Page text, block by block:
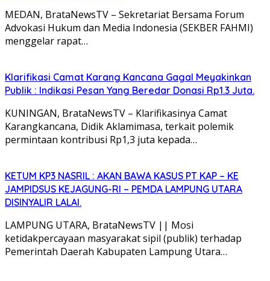
MEDAN, BrataNewsTV – Sekretariat Bersama Forum
Advokasi Hukum dan Media Indonesia (SEKBER FAHMI)
menggelar rapat…
Klarifikasi Camat Karang Kancana Gagal Meyakinkan
Publik : Indikasi Pesan Yang Beredar Donasi Rp1.3 Juta.
KUNINGAN, BrataNewsTV – Klarifikasinya Camat
Karangkancana, Didik Aklamimasa, terkait polemik
permintaan kontribusi Rp1,3 juta kepada…
KETUM KP3 NASRIL : AKAN BAWA KASUS PT KAP – KE
JAMPIDSUS KEJAGUNG-RI – PEMDA LAMPUNG UTARA
DISINYALIR LALAI.
LAMPUNG UTARA, BrataNewsTV || Mosi
ketidakpercayaan masyarakat sipil (publik) terhadap
Pemerintah Daerah Kabupaten Lampung Utara…